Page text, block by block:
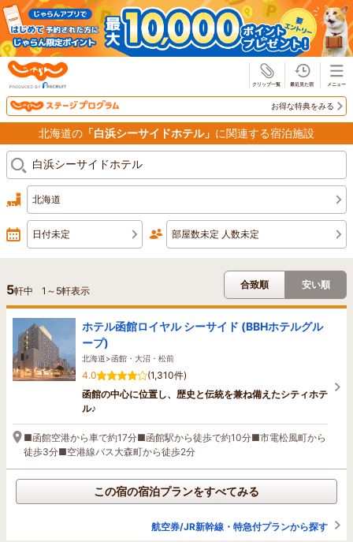
お得な特典をみる
北海道の 「白浜シーサイドホテル」 に関連する宿泊施設
北海道
日付未定 部屋数未定 人数未定
5軒中 1 ～ 5軒表示
合致順 安い順
ホテル函館ロイヤル シーサイド (BBHホテルグル
ープ)
北海道>函館・大沼・松前
4.0
(1,310件)
函館の中心に位置し、歴史と伝統を兼ね備えたシティホテ
ル♪
■函館空港から車で約17分■函館駅から徒歩で約10分■市電松風町から
徒歩3分■空港線バス大森町から徒歩2分
この宿の宿泊プランをすべてみる
航空券/JR新幹線・特急付プランから探す